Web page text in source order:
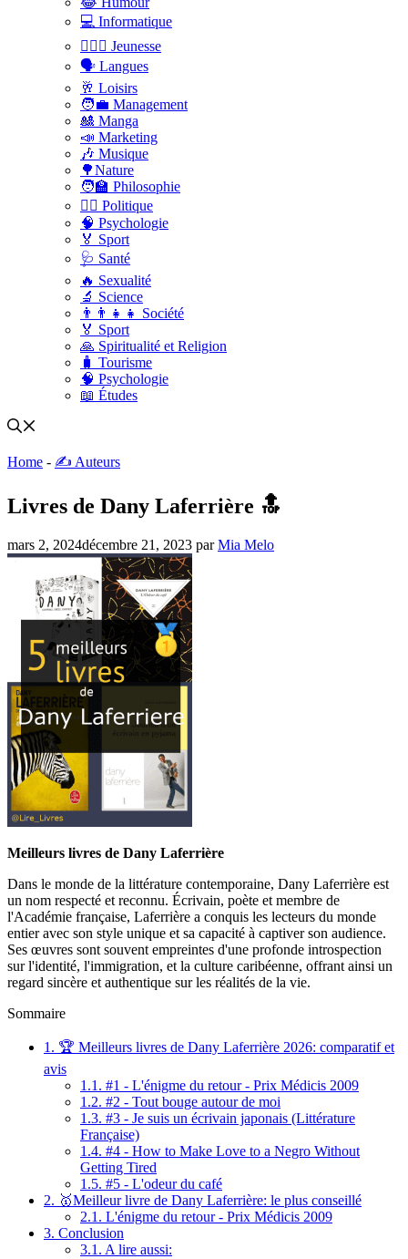
💻 Informatique
🤸🏽‍♀️ Jeunesse
🗣 Langues
🥂 Loisirs
🧑‍💼 Management
🎎 Manga
📣 Marketing
🎶 Musique
🌳Nature
🧑‍🏫 Philosophie
👨‍⚖️ Politique
🧠 Psychologie
🏅 Sport
🩺 Santé
🔥 Sexualité
🔬 Science
👨‍👨‍👧‍👧 Société
🏅 Sport
🙏 Spiritualité et Religion
🧳 Tourisme
🧠 Psychologie
📖 Études
Home - ✍️ Auteurs
Livres de Dany Laferrière 🔝
mars 2, 2024décembre 21, 2023 parMia Melo
Meilleurs livres de Dany Laferrière
Dans le monde de la littérature contemporaine, Dany Laferrière est
un nom respecté et reconnu. Écrivain, poète et membre de
l'Académie française, Laferrière a conquis les lecteurs du monde
entier avec son style unique et sa capacité à captiver son audience.
Ses œuvres sont souvent empreintes d'une profonde introspection
sur l'identité, l'immigration, et la culture caribéenne, offrant ainsi un
regard sincère et authentique sur les réalités de la vie.
Sommaire
1. 🏆 Meilleurs livres de Dany Laferrière 2026: comparatif et
avis
1.1. #1 - L'énigme du retour - Prix Médicis 2009
1.2. #2 - Tout bouge autour de moi
1.3. #3 - Je suis un écrivain japonais (Littérature
Française)
1.4. #4 - How to Make Love to a Negro Without
Getting Tired
1.5. #5 - L'odeur du café
2. 🥇Meilleur livre de Dany Laferrière: le plus conseillé
2.1. L'énigme du retour - Prix Médicis 2009
3. Conclusion
3.1. A lire aussi: